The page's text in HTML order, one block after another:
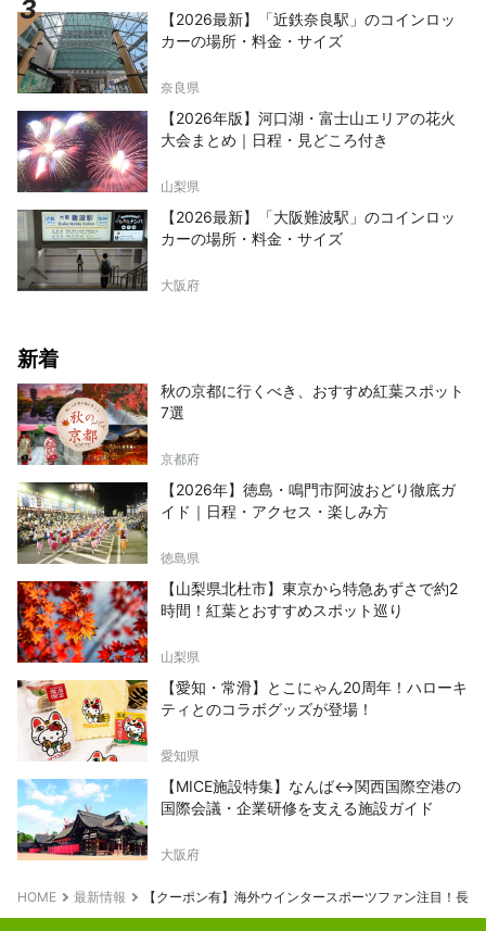
【2026最新】「近鉄奈良駅」のコインロッ
カーの場所・料金・サイズ
奈良県
【2026年版】河口湖・富士山エリアの花火
大会まとめ｜日程・見どころ付き
山梨県
【2026最新】「大阪難波駅」のコインロッ
カーの場所・料金・サイズ
大阪府
新着
秋の京都に行くべき、おすすめ紅葉スポット
7選
京都府
【2026年】徳島・鳴門市阿波おどり徹底ガ
イド｜日程・アクセス・楽しみ方
徳島県
【山梨県北杜市】東京から特急あずさで約2
時間！紅葉とおすすめスポット巡り
山梨県
【愛知・常滑】とこにゃん20周年！ハローキ
ティとのコラボグッズが登場！
愛知県
【MICE施設特集】なんば↔関西国際空港の
国際会議・企業研修を支える施設ガイド
大阪府
HOME 最新情報 【クーポン有】海外ウインタースポーツファン注目！長